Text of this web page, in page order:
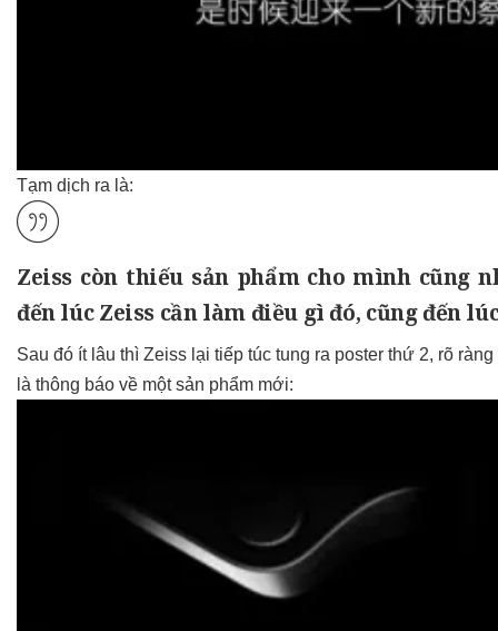
Tạm dịch ra là:
Zeiss còn thiếu sản phẩm cho mình cũng
đến lúc Zeiss cần làm điều gì đó, cũng đến
Sau đó ít lâu thì Zeiss lại tiếp túc tung ra poster thứ 2, rõ
là thông báo về một sản phẩm mới: